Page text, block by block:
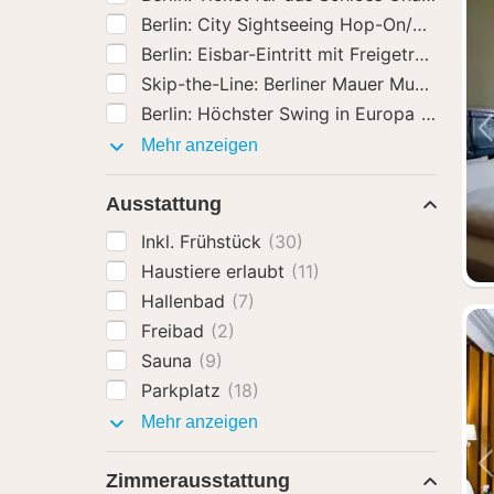
Berlin: City Sightseeing Hop-On/
Berlin: Eisbar-Eintritt mit Freigetränken
Berlin: Höchster Swing in Europa (35)
Mehr anzeigen
Ausstattung
Inkl. Frühstück (30)
Haustiere erlaubt (11)
Hallenbad (7)
Freibad (2)
Sauna (9)
Parkplatz (18)
Mehr anzeigen
Zimmerausstattung